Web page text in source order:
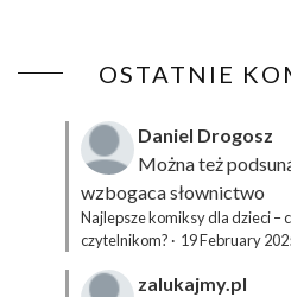
OSTATNIE
Daniel Drogosz
Można też
wzbogaca słownictwo
Najlepsze komiksy dla dzieci –
czytelnikom? · 19 February
zalukajmy.pl